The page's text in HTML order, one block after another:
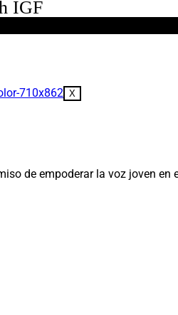
X
IGF
de empoderar la voz joven